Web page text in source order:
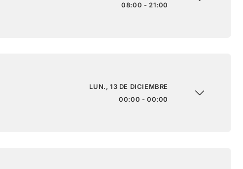
08:00 - 21:00
LUN., 13 DE DICIEMBRE
00:00 - 00:00